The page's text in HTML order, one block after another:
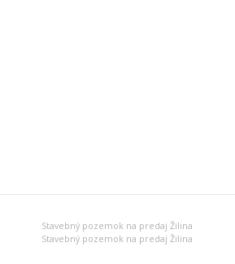
Stavebný pozemok na predaj Žilina
Stavebný pozemok na predaj Žilina